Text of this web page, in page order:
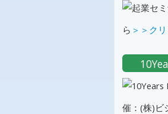
ら ＞＞ク
催：(株)ビ